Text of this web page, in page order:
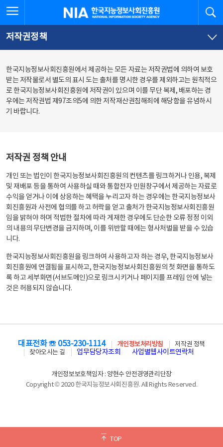
문
로
가
체
뉴
바
가
한국지능정보사회진흥원
저작권정책
한국지능정보사회진흥원에서 제공하는 모든 자료는 저작권법에 의하여 보호
받는 저작물로서 별도의 표시 도는 출처를 명시한 경우를 제외하고는 원칙적으
로 한국지능정보사회진흥원에 저작권이 있으며 이를 무단 복제, 배포하는 경
우에는 저작권법 제97조의5에 의한 저작재산권침해죄에 해당함을 유념하시
기 바랍니다.
저작권 정책 안내
개인 또는 법인이 한국지능정보사회진흥원의 컨텐츠를 링크하거나 인용, 복제
및 재배포 등을 통하여 사용하실 때와 통합전자 민원창구에서 제공하는 자료로
수익을 얻거나 이에 상응하는 혜택을 누리고자 하는 경우에는 한국지능정보사
회진흥원과 사전에 협의를 하고 허락을 얻고 출처가 한국지능정보사회진흥원
임을 밝혀야 하며 적법한 절차에 따라 게재한 경우에도 단순한 오류 정정 이외
의 내용의 무단변경을 금지하며, 이를 위반할 때에는 형사처벌을 받을 수 있습
니다.
한국지능정보사회진흥원을 링크하여 사용하고자 하는 경우, 한국지능정보사
회진흥원에 연결됨을 표시하고, 한국지능정보사회진흥원의 첫 화면을 통하도
록 하고 세부화면(서브도메인)으로 링크시키거나 페이지를 프레임 안에 넣는
것은 허용되지 않습니다.
TOP
대표전화 ☏ 053-230-1114 개인정보처리방침
저작권 정책
찾아오시는 길
업무담당자조회 사업별웹사이트연락처
개인정보보호책임자 : 양현수 안전경영관리단장
Copyright © 2020 한국지능정보사회진흥원. All Rights Reserved.